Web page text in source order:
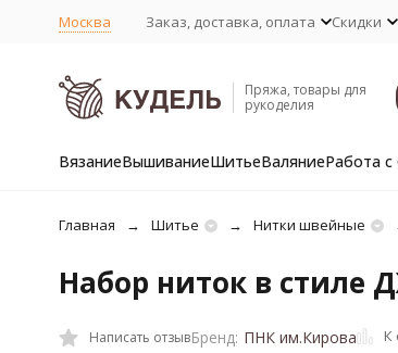
Москва Заказ, доставка, оплата Скидки
Пряжа, товары для
рукоделия
ВязаниеВышиваниеШитьеВаляниеРабота
Главная Шитье Нитки швейные
Набор ниток в стиле
Написать отзывБренд: ПНК им.Кирова К